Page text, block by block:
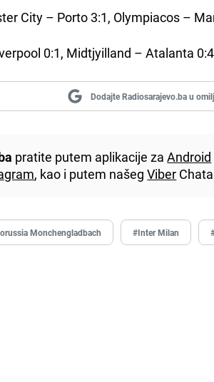
City – Porto 3:1, Olympiacos –
0:1, Midtjyilland – Atalanta
Dodajte Radiosarajevo.ba u
pratite putem aplikacije zaAndroid
, kao i putem našegViber
Monchengladbach #Inter Milan